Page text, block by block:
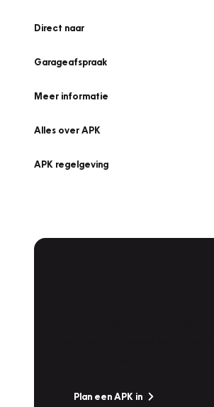
Direct naar
Garageafspraak
Meer informatie
Alles over APK
APK regelgeving
Plan een APK in